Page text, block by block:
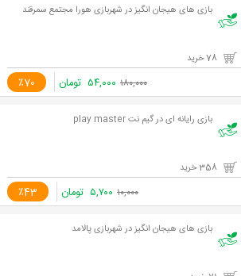
بازی های هیجان انگیز در شهربازی هورا مجتمع سمرقند
٪70 ۱۸۰,۰۰۰ ۵۴,۰۰۰ تومان
بازی رایانه ای در گیم نت play master
٪43 ۱۰,۰۰۰ ۵,۷۰۰ تومان
بازی های هیجان انگیز در شهربازی پالامد